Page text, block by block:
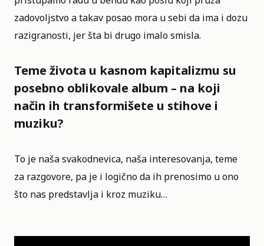
zadovoljstvo a takav posao mora u sebi da ima i dozu
razigranosti, jer šta bi drugo imalo smisla.
Teme života u kasnom kapitalizmu su
posebno oblikovale album – na koji
način ih transformišete u stihove i
muziku?
To je naša svakodnevica, naša interesovanja, teme
za razgovore, pa je i logično da ih prenosimo u ono
što nas predstavlja i kroz muziku…